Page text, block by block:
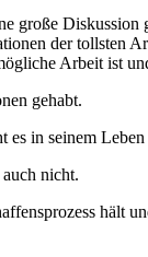
große
der tollsten
Arbeit ist
gehabt.
es in seinem
nicht.
hält